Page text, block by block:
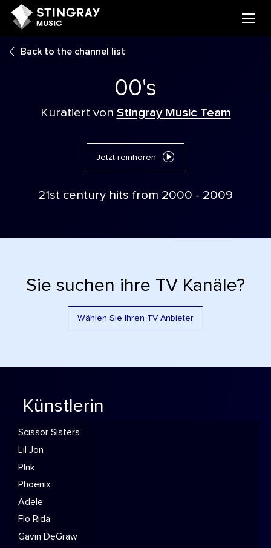
Back to the channel list
00's
Kuratiert von Stingray Music Team
Jetzt reinhören
21st century hits from 2000 - 2009
Sie suchen ihre TV Kanäle?
Wählen Sie Ihren TV Anbieter
Künstlerin
Scissor Sisters
Lil Jon
P!nk
Phoenix
Adele
Flo Rida
Gavin DeGraw